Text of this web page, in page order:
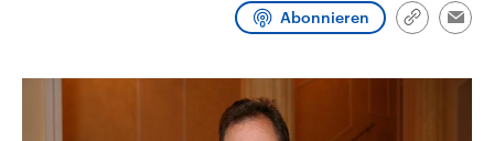
Abonnieren
Link